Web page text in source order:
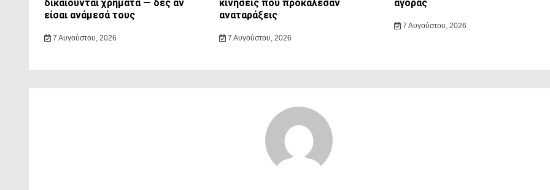
δικαιούνται χρήματα — δες αν
είσαι ανάμεσά τους
7 Αυγούστου, 2026
κινήσεις που προκάλεσαν
αναταράξεις
7 Αυγούστου, 2026
αγοράς
7 Αυγούστου, 2026